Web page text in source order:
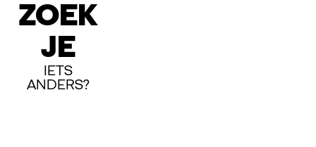
ZOEK
JE
IETS
ANDERS?